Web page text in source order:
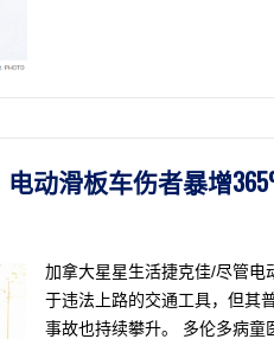
动滑板车伤者暴增
加拿大星星生活捷克佳/尽管电
于违法上路的交通工具，但其
事故也持续攀升。 多伦多病童